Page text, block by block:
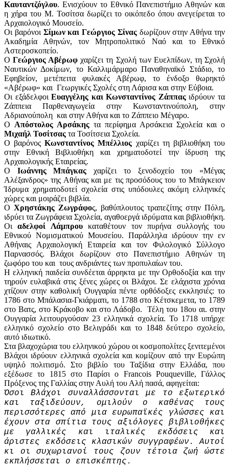
Καυταντζόγλου. Ενισχύουν το Εθνικό Πανεπιστήμιο Αθηνών και
η χήρα του Μ. Τοσίτσα δωρίζει το οικόπεδο όπου ανεγείρεται το
Αρχαιολογικό Μουσείο.
Οι βαρόνοι Σίμων και Γεώργιος Σίναςδωρίζουν στην Αθήνα την
Ακαδημία Αθηνών, τον Μητροπολιτικό Ναό και το Εθνικό
Αστεροσκοπείο.
Ο Γεώργιος Αβέρωφ χαρίζει τη Σχολή των Ευελπίδων, τη Σχολή
Ναυτικών Δοκίμων, το Καλλιμάρμαρο Παναθηναϊκό Στάδιο, το
Εφηβείον, μετέπειτα φυλακές Αβέρωφ, το ένδοξο θωρηκτό
«Αβέρωφ» και Γεωργικές Σχολές στη Λάρισα και στην Εύβοια.
Οι εξάδελφοιΕυαγγέλης και Κωνσταντίνος Ζάππαςιδρύουν τα
Ζάππεια Παρθεναγωγεία στην Κωνσταντινούπολη, στην
Αδριανούπολη και στην Αθήνα και το Ζάππειο Μέγαρο.
Ο Απόστολος Αρσάκης τα περίφημα Αρσάκεια Σχολεία και ο
Μιχαήλ Τοσίτσας τα Τοσίτσεια Σχολεία.
Ο βαρόνοςΚωνσταντίνος Μπέλλιος χαρίζει τη βιβλιοθήκη του
στην Εθνική Βιβλιοθήκη και χρηματοδοτεί την ίδρυση της
Αρχαιολογικής Εταιρείας.
Ο Ιωάννης Μπάγκας χαρίζει το ξενοδοχείο του «Μέγας
Αλέξανδρος» της Αθήνας και με τις προσόδους του το Μπάγκειον
Ίδρυμα χρηματοδοτεί σχολεία στις υπόδουλες ακόμη ελληνικές
χώρες και μοιράζει βιβλία.
Ο Χρηστάκης Ζωγράφος, βαθύπλουτος τραπεζίτης στην Πόλη,
ιδρύει τα Ζωγράφεια Σχολεία, αγαθοεργά ιδρύματα και βιβλιοθήκη.
Οιαδελφοί Λάμπρουκαταθέτουν τον πυρήνα συλλογής του
Εθνικού Νομισματικού Μουσείου. Παράλληλα ιδρύουν την εν
Αθήναις Αρχαιολογική Εταιρεία και τον Φιλολογικό Σύλλογο
Παρνασσός. Βλάχοι δωρίζουν στο Πανεπιστήμιο Αθηνών τη
ζωφόρο του και τους ανδριάντες των προπυλαίων του.
Η ελληνική παιδεία συνδέεται άρρηκτα με την Ορθοδοξία και την
τηρούν ευλαβικά στις ξένες χώρες οι Βλάχοι. Σε ελάχιστα χρόνια
χτίζουν στην καθολική Ουγγαρία πέντε ορθόδοξες εκκλησιές: το
1786 στο Μπάλασια-Γκιάρματι, το 1788 στο Κέτσκεμετα, το 1789
στο Βατς, στο Κράκοβο και στο Λάδοβο. Τέλη του 18ου αι. στην
Ουγγαρία λειτουργούσαν 23 ελληνικά σχολεία. Το 1718 υπήρχε
ελληνικό σχολείο στο Βελιγράδι και το 1848 δεύτερο σχολείο,
αυτό ιδιωτικό.
Στα βλαχοχώρια του ελληνικού χώρου οι κοσμοπολίτες ξενιτεμένοι
Βλάχοι ιδρύουν ελληνικά σχολεία και κομίζουν από την Ευρώπη
υψηλό πολιτισμό. Στο βιβλίο του Ταξίδια στην Ελλάδα, που
εξέδωσε το 1815 στο Παρίσι ο Francois Pouqueville, Γάλλος
Πρόξενος της Γαλλίας στην Αυλή του Αλή πασά, αφηγείται:
Όσοι Βλάχοι συναλλάσσονται με το εξωτερικό
και ταξιδεύουν, ομιλούν ο καθένας τους
περισσότερες από μια ευρωπαϊκές γλώσσες και
έχουν στα σπίτια τους αξιόλογες βιβλιοθήκες
με γαλλικές και ιταλικές εκδόσεις και
άριστες εκδόσεις κλασικών συγγραφέων. Αυτοί
κι οι συχωριανοί τους ζουν τέτοια ζωή ώστε
εκπλήσσεται ο επισκέπτης.